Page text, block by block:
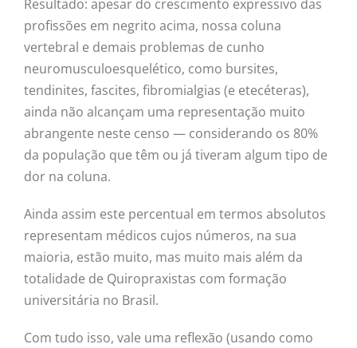
Resultado: apesar do crescimento expressivo das
profissões em negrito acima, nossa coluna
vertebral e demais problemas de cunho
neuromusculoesquelético, como bursites,
tendinites, fascites, fibromialgias (e etecéteras),
ainda não alcançam uma representação muito
abrangente neste censo — considerando os 80%
da população que têm ou já tiveram algum tipo de
dor na coluna.
Ainda assim este percentual em termos absolutos
representam médicos cujos números, na sua
maioria, estão muito, mas muito mais além da
totalidade de Quiropraxistas com formação
universitária no Brasil.
Com tudo isso, vale uma reflexão (usando como